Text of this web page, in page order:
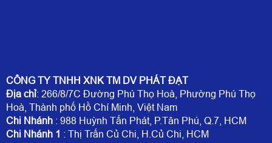
CÔNG TY TNHH XNK TM DV PHÁT ĐẠT
Địa chỉ: 266/8/7C Đường Phú Thọ Hoà, Phường Phú Thọ
Hoà, Thành phố Hồ Chí Minh, Việt Nam
Chi Nhánh : 988 Huỳnh Tấn Phát, P.Tân Phú, Q.7, HCM
Chi Nhánh 1 : Thị Trấn Củ Chi, H.Củ Chi, HCM